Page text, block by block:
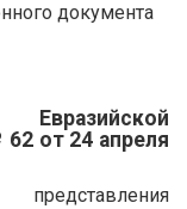
документа
от 24 апреля